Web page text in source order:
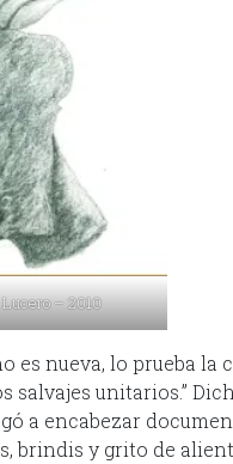
– 2010
es nueva, lo prueba la
salvajes unitarios.”
a encabezar
brindis y grito de